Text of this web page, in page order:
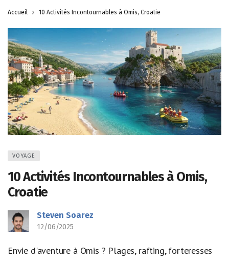
Accueil 10 Activités Incontournables à Omis, Croatie
VOYAGE
10 Activités Incontournables à Omis,
Croatie
Steven Soarez
12/06/2025
Envie d'aventure à Omis ? Plages, rafting, forteresses